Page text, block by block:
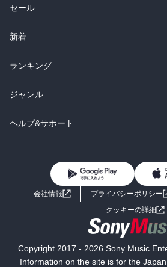
総合
ラノベ
雑誌・グラビア
BL・TL
セール
総合
ラノベ
雑誌・グラビア
BL・TL
新着
総合
ラノベ
雑誌・グラビア
ランキング
総合
ラノベ
ジャンル
コミック
ライトノベル 男子
小説
海外
ミステリー SF
ヘルプ&サポート
よくあるご質問 お問
会社情報 プライバシーポリシー
クッキーの詳細
Copyright 2017 - 2026 Sony Music
Information on the site is for the